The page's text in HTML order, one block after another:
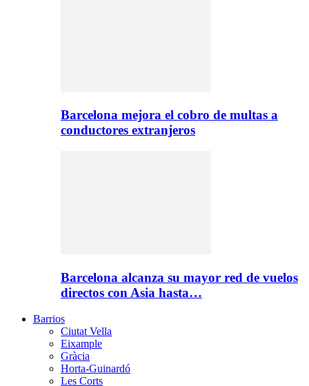
Barcelona mejora el cobro de multas a
conductores extranjeros
Barcelona alcanza su mayor red de vuelos
directos con Asia hasta…
Barrios
Ciutat Vella
Eixample
Gràcia
Horta-Guinardó
Les Corts